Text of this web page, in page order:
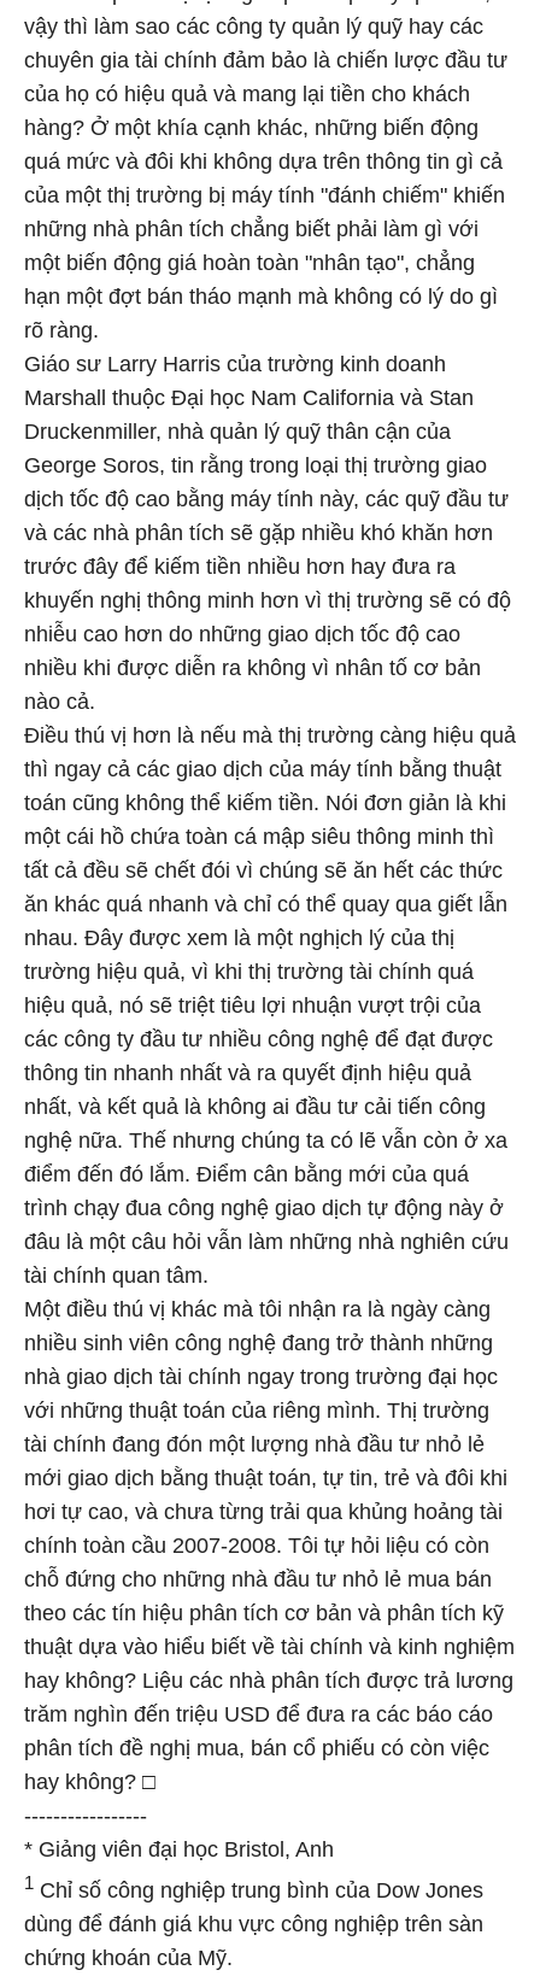
vậy thì làm sao các công ty quản lý quỹ hay các
chuyên gia tài chính đảm bảo là chiến lược đầu tư
của họ có hiệu quả và mang lại tiền cho khách
hàng? Ở một khía cạnh khác, những biến động
quá mức và đôi khi không dựa trên thông tin gì cả
của một thị trường bị máy tính "đánh chiếm" khiến
những nhà phân tích chẳng biết phải làm gì với
một biến động giá hoàn toàn "nhân tạo", chẳng
hạn một đợt bán tháo mạnh mà không có lý do gì
rõ ràng.
Giáo sư Larry Harris của trường kinh doanh
Marshall thuộc Đại học Nam California và Stan
Druckenmiller, nhà quản lý quỹ thân cận của
George Soros, tin rằng trong loại thị trường giao
dịch tốc độ cao bằng máy tính này, các quỹ đầu tư
và các nhà phân tích sẽ gặp nhiều khó khăn hơn
trước đây để kiếm tiền nhiều hơn hay đưa ra
khuyến nghị thông minh hơn vì thị trường sẽ có độ
nhiễu cao hơn do những giao dịch tốc độ cao
nhiều khi được diễn ra không vì nhân tố cơ bản
nào cả.
Điều thú vị hơn là nếu mà thị trường càng hiệu quả
thì ngay cả các giao dịch của máy tính bằng thuật
toán cũng không thể kiếm tiền. Nói đơn giản là khi
một cái hồ chứa toàn cá mập siêu thông minh thì
tất cả đều sẽ chết đói vì chúng sẽ ăn hết các thức
ăn khác quá nhanh và chỉ có thể quay qua giết lẫn
nhau. Đây được xem là một nghịch lý của thị
trường hiệu quả, vì khi thị trường tài chính quá
hiệu quả, nó sẽ triệt tiêu lợi nhuận vượt trội của
các công ty đầu tư nhiều công nghệ để đạt được
thông tin nhanh nhất và ra quyết định hiệu quả
nhất, và kết quả là không ai đầu tư cải tiến công
nghệ nữa. Thế nhưng chúng ta có lẽ vẫn còn ở xa
điểm đến đó lắm. Điểm cân bằng mới của quá
trình chạy đua công nghệ giao dịch tự động này ở
đâu là một câu hỏi vẫn làm những nhà nghiên cứu
tài chính quan tâm.
Một điều thú vị khác mà tôi nhận ra là ngày càng
nhiều sinh viên công nghệ đang trở thành những
nhà giao dịch tài chính ngay trong trường đại học
với những thuật toán của riêng mình. Thị trường
tài chính đang đón một lượng nhà đầu tư nhỏ lẻ
mới giao dịch bằng thuật toán, tự tin, trẻ và đôi khi
hơi tự cao, và chưa từng trải qua khủng hoảng tài
chính toàn cầu 2007-2008. Tôi tự hỏi liệu có còn
chỗ đứng cho những nhà đầu tư nhỏ lẻ mua bán
theo các tín hiệu phân tích cơ bản và phân tích kỹ
thuật dựa vào hiểu biết về tài chính và kinh nghiệm
hay không? Liệu các nhà phân tích được trả lương
trăm nghìn đến triệu USD để đưa ra các báo cáo
phân tích đề nghị mua, bán cổ phiếu có còn việc
hay không? □
-----------------
* Giảng viên đại học Bristol, Anh
1 Chỉ số công nghiệp trung bình của Dow Jones
dùng để đánh giá khu vực công nghiệp trên sàn
chứng khoán của Mỹ.